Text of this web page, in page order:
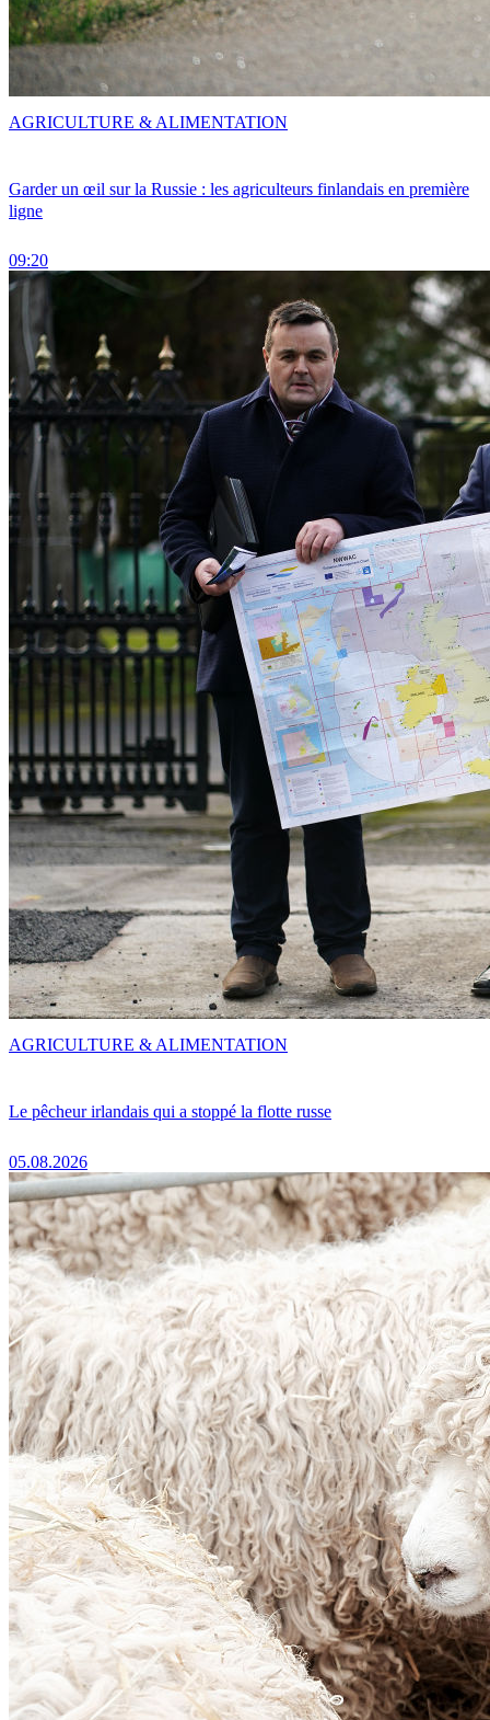
Garder un œil sur la Russie : les agriculteurs finlandais en première
ligne
09:20
AGRICULTURE & ALIMENTATION
Le pêcheur irlandais qui a stoppé la flotte russe
05.08.2026
AGRICULTURE & ALIMENTATION